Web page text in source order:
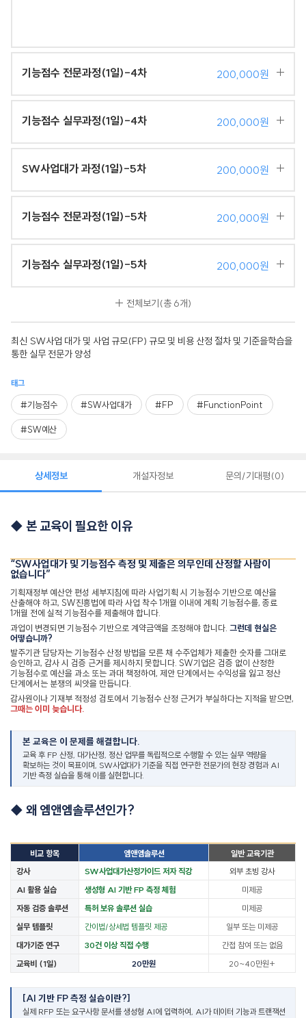
기능점수 전문과정(1일)-4차 200,000원
기능점수 실무과정(1일)-4차 200,000원
SW사업대가 과정(1일)-5차 200,000원
기능점수 전문과정(1일)-5차 200,000원
기능점수 실무과정(1일)-5차 200,000원
전체보기(총 6개)
최신 SW사업 대가 및 사업 규모(FP) 규모 및 비용 산정 절차 및 기준을학습을
통한 실무 전문가 양성
태그
#기능점수 #SW사업대가 #FP #FunctionPoint
#SW예산
상세정보
◆ 본 교육이 필요한 이유
“SW사업대가 및 기능점수 측정 및 제출은 의무인데 산정할 사람이
없습니다”
기획재정부 예산안 편성 세부지침에 따라 사업기획 시 기능점수 기반으로 예산을
산출해야 하고, SW진흥법에 따라 사업 착수1개월 이내에 계획 기능점수를, 종료
1개월 전에 실적 기능점수를 제출해야 합니다
과업이 변경되면 기능점수 기반으로 계약금액을 조정해야 합니다 그런데 현실은
어떻습니까?
발주기관 담당자는 기능점수 산정 방법을 모른 채 수주업체가 제출한 숫자를 그대로
승인하고, 감사 시 검증 근거를 제시하지 못합니다 . SW기업은 검증 없이 산정한
기능점수로 예산을 과소 또는 과대 책정하여, 제안 단계에서는 수익성을 잃고 정산
단계에서는 분쟁의 씨앗을 만듭니다
감사원이나 기재부 적정성 검토에서 기능점수 산정 근거가 부실하다는 지적을 받으면,
그때는 이미 늦습니다.
본 교육은 이 문제를 해결합니다.
교육 후 FP 산정, 대가산정, 정산 업무를 독립적으로 수행할 수 있는 실무 역량을
확보하는 것이 목표이며, SW사업대가 기준을 직접 연구한 전문가의 현장 경험과 AI
기반 측정 실습을 통해 이를 실현합니다.
◆ 왜 엠앤엠솔루션인가?
비교 항목 엠앤엠솔루션
일반 교육기관
강사
SW사업대가산정가이드 저자 직강
외부 초빙 강사
AI 활용 실습 생성형 AI 기반FP 측정 체험
미제공
자동 검증 솔루션
특허 보유 솔루션 실습
미제공
실무 템플릿
간이법/상세법 템플릿 제공
일부 또는 미제공
대가기준 연구
30건 이상 직접 수행
간접 참여 또는 없음
교육비 (1일) 20만원 20~40만원+
[AI 기반 FP측정 실습이란?]
실제 RFP 또는 요구사항 문서를 생성형 AI에 입력하여, AI가 데이터 기능과 트랜잭션
개설자정보 문의/기대평 0